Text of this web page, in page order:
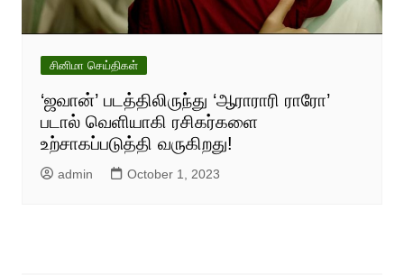
சினிமா செய்திகள்
‘ஜவான்’ படத்திலிருந்து ‘ஆராராரி ராரோ’
படால் வெளியாகி ரசிகர்களை
உற்சாகப்படுத்தி வருகிறது!
admin October 1, 2023